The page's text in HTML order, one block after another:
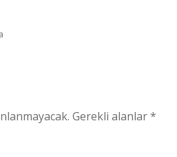
Gerekli alanlar*